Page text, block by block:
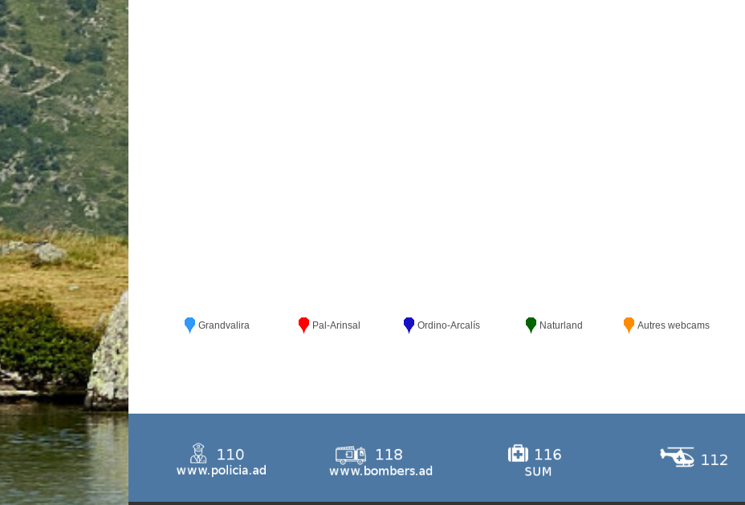
Grandvalira Pal-Arinsal Ordino-Arcalís Naturland Autres webcams